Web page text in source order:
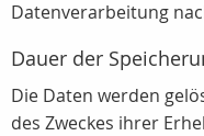
Datenverarbeitung
Dauer der
Die Daten werden
des Zweckes ihrer